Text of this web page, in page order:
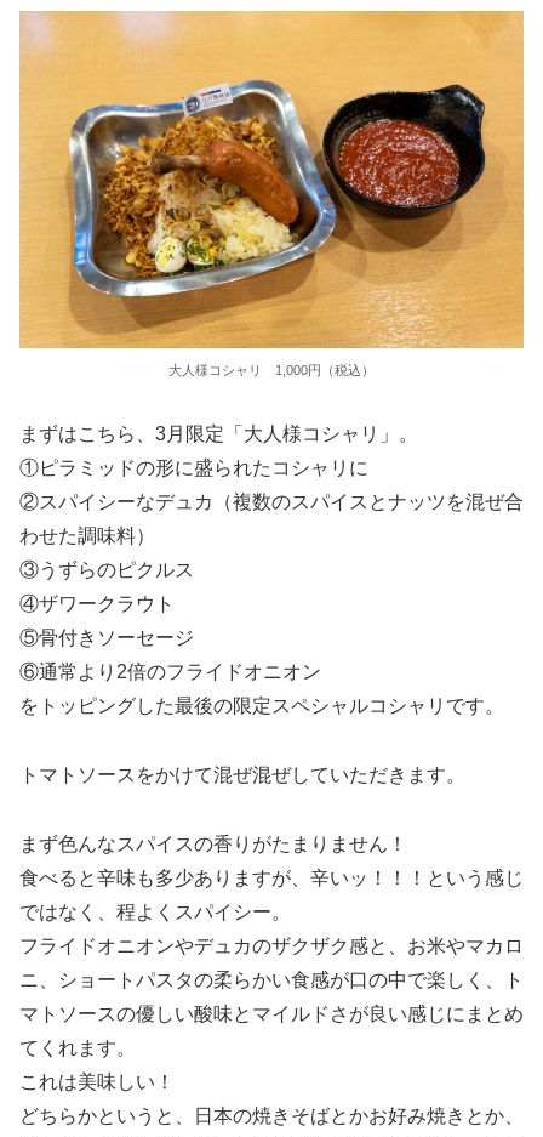
大人様コシャリ 1,000円（税込）
まずはこちら、3月限定「大人様コシャリ」。
①ピラミッドの形に盛られたコシャリに
②スパイシーなデュカ（複数のスパイスとナッツを混ぜ合
わせた調味料）
③うずらのピクルス
④ザワークラウト
⑤骨付きソーセージ
⑥通常より2倍のフライドオニオン
をトッピングした最後の限定スペシャルコシャリです。
トマトソースをかけて混ぜ混ぜしていただきます。
まず色んなスパイスの香りがたまりません！
食べると辛味も多少ありますが、辛いッ！！！という感じ
ではなく、程よくスパイシー。
フライドオニオンやデュカのザクザク感と、お米やマカロ
ニ、ショートパスタの柔らかい食感が口の中で楽しく、ト
マトソースの優しい酸味とマイルドさが良い感じにまとめ
てくれます。
これは美味しい！
どちらかというと、日本の焼きそばとかお好み焼きとか、